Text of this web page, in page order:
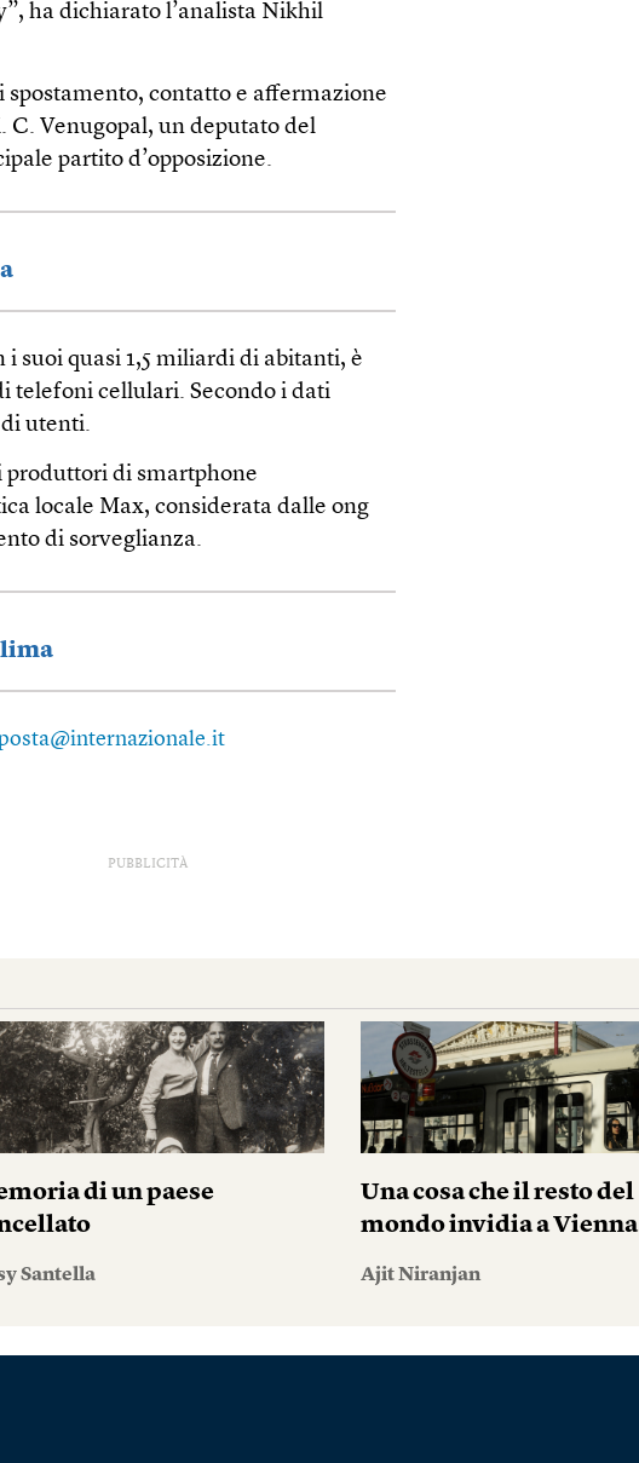
ha dichiarato l’analista Nikhil
contatto e affermazione
Venugopal, un deputato del
partito d’opposizione.
i suoi quasi 1,5 miliardi di abitanti, è
telefoni cellulari. Secondo i dati
utenti.
produttori di smartphone
locale Max, considerata dalle ong
di sorveglianza.
PUBBLICITÀ
di un paese
Santella
Una cosa che il resto del
mondo invidia a Vienna
Ajit Niranjan